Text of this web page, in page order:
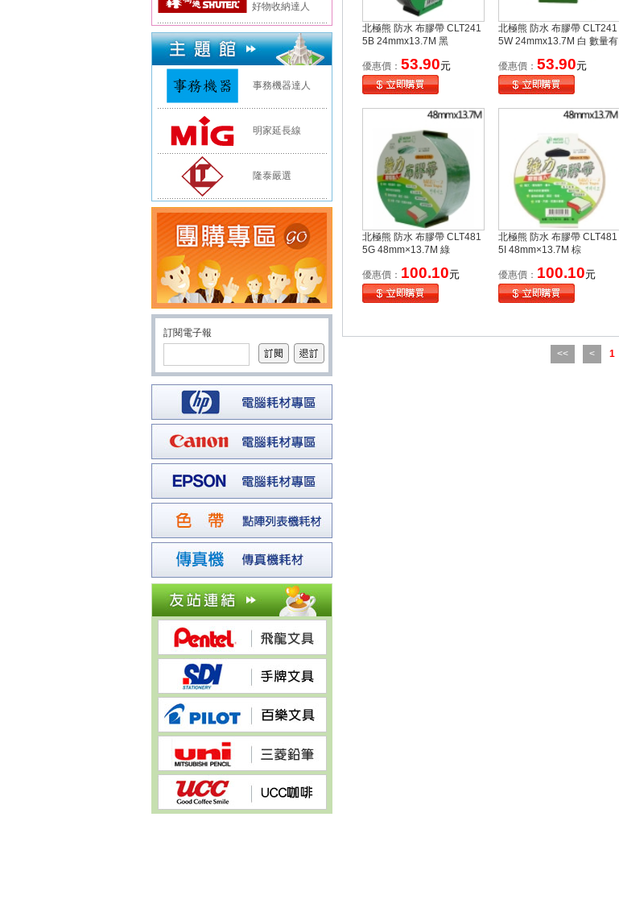
好物收納達人
事務機器達人
明家延長線
隆泰嚴選
北極熊 防水 布膠帶 CLT241
5B 24mmx13.7M 黑
優惠價： 53.90元
北極熊 防水 布膠帶 CLT241
5W 24mmx13.7M 白 數量有
優惠價： 53.90元
北極熊 防水 布膠帶 CLT481
5G 48mm×13.7M 綠
優惠價： 100.10元
北極熊 防水 布膠帶 CLT481
5I 48mm×13.7M 棕
優惠價： 100.10元
<< < 1